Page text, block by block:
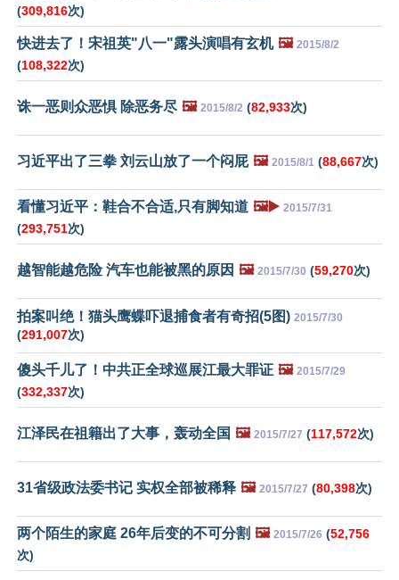
(309,816次)
快进去了！宋祖英"八一"露头演唱有玄机 🖼️ 2015/8/2
(108,322次)
诛一恶则众恶惧 除恶务尽 🖼️ 2015/8/2 (82,933次)
习近平出了三拳 刘云山放了一个闷屁 🖼️ 2015/8/1 (88,667次)
看懂习近平：鞋合不合适,只有脚知道 🖼️▶️ 2015/7/31
(293,751次)
越智能越危险 汽车也能被黑的原因 🖼️ 2015/7/30 (59,270次)
拍案叫绝！猫头鹰蝶吓退捕食者有奇招(5图) 2015/7/30
(291,007次)
傻头千儿了！中共正全球巡展江最大罪证 🖼️ 2015/7/29
(332,337次)
江泽民在祖籍出了大事，轰动全国 🖼️ 2015/7/27 (117,572次)
31省级政法委书记 实权全部被稀释 🖼️ 2015/7/27 (80,398次)
两个陌生的家庭 26年后变的不可分割 🖼️ 2015/7/26 (52,756
次)